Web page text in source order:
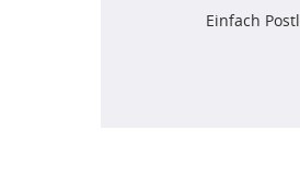
Einfach